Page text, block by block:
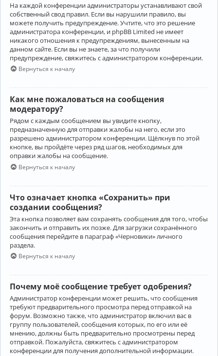
На каждой конференции администраторы устанавливают свой
собственный свод правил. Если вы нарушили правило, вы
можете получить предупреждение. Учтите, что это решение
администратора конференции, и phpBB Limited не имеет
никакого отношения к предупреждениям, вынесенным на
данном сайте. Если вы не знаете, за что получили
предупреждение, свяжитесь с администратором конференции.
Вернуться к началу
Как мне пожаловаться на сообщения
модератору?
Рядом с каждым сообщением вы увидите кнопку,
предназначенную для отправки жалобы на него, если это
разрешено администратором конференции. Щёлкнув по этой
кнопке, вы пройдёте через ряд шагов, необходимых для
оправки жалобы на сообщение.
Вернуться к началу
Что означает кнопка «Сохранить» при
создании сообщения?
Эта кнопка позволяет вам сохранять сообщения для того, чтобы
закончить и отправить их позже. Для загрузки сохранённого
сообщения перейдите в параграф «Черновики» личного
раздела.
Вернуться к началу
Почему моё сообщение требует одобрения?
Администратор конференции может решить, что сообщения
требуют предварительного просмотра перед отправкой на
форум. Возможно также, что администратор включил вас в
группу пользователей, сообщения которых, по его или её
мнению, должны быть предварительно просмотрены перед
отправкой. Пожалуйста, свяжитесь с администратором
конференции для получения дополнительной информации.